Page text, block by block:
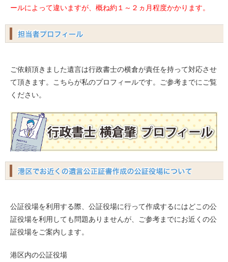
ールによって違いますが、概ね約１～２ヵ月程度かかります。
ご依頼頂きました遺言は行政書士の横倉が責任を持って対応させ
て頂きます。こちらが私のプロフィールです。ご参考までにご覧
ください。
公証役場を利用する際、公証役場に行って作成するにはどこの公
証役場を利用しても問題ありませんが、ご参考までにお近くの公
証役場をご案内します。
港区内の公証役場